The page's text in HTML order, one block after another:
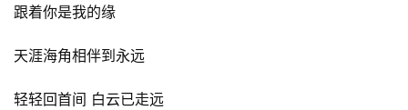
跟着你是我的缘
天涯海角相伴到永远
轻轻回首间 白云已走远